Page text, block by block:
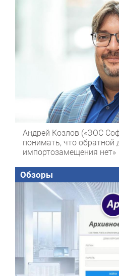
Андрей Козлов («ЭОС
понимать, что обратной
импортозамещения нет»
Обзоры